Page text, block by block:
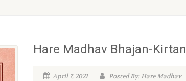
Hare Madhav Bhajan-Kirtan
April 7, 2021 Posted By: Hare Madhav